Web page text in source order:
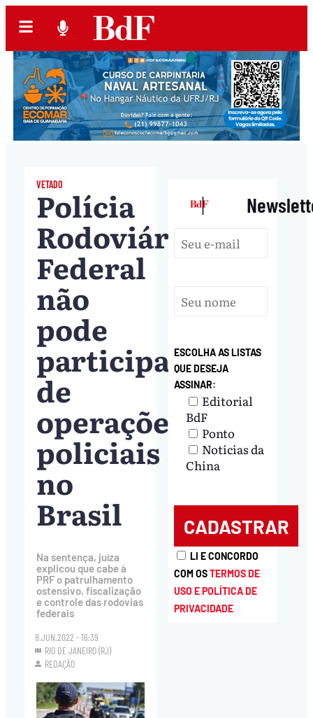
VETADO
Polícia
Rodoviária
Federal
não
pode
participar
de
operações
policiais
no
Brasil
Na sentença, juíza
explicou que cabe à
PRF o patrulhamento
ostensivo, fiscalização
e controle das rodovias
federais
8.JUN.2022 - 16:39
RIO DE JANEIRO (RJ)
REDAÇÃO
|
ESCOLHA AS LISTAS
QUE DESEJA
ASSINAR:
Editorial
BdF
Ponto
Notícias da
China
LI E CONCORDO
COM OSTERMOS DE
USO E POLÍTICA DE
PRIVACIDADE